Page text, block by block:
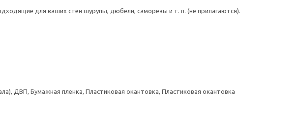
для ваших стен шурупы, дюбели, саморезы и т. п. (не прилагаются).
ДВП, Бумажная пленка, Пластиковая окантовка, Пластиковая окантовка